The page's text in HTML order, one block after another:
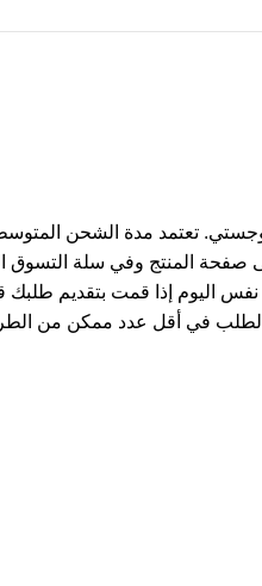
تعتمد مدة الشحن
صفحة المنتج وفي سلة التسوق
في أقل عدد ممكن من